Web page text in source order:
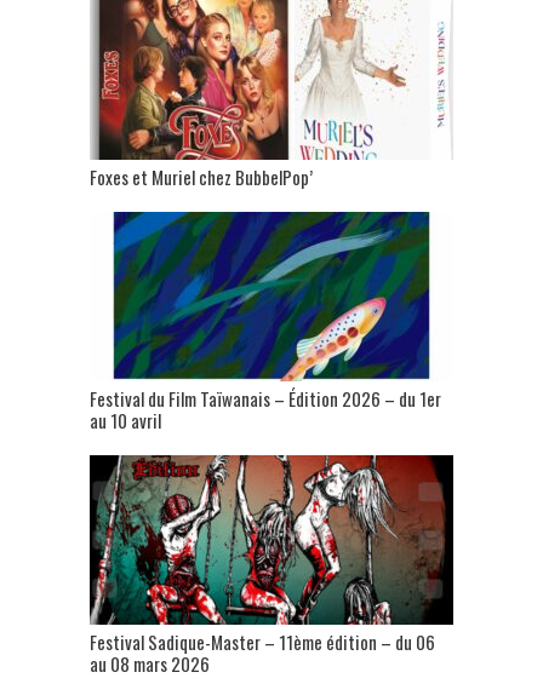
Foxes et Muriel chez BubbelPop’
Festival du Film Taïwanais – Édition 2026 – du 1er
au 10 avril
Festival Sadique-Master – 11ème édition – du 06
au 08 mars 2026